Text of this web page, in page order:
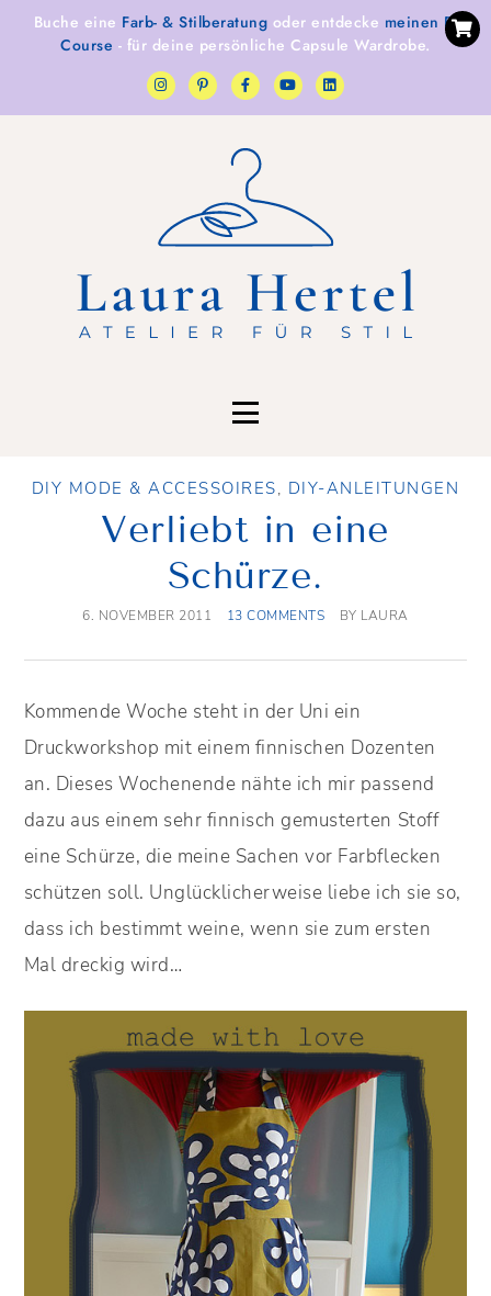
Buche eine Farb- & Stilberatung oder entdecke meinen E-
Course - für deine persönliche Capsule Wardrobe.
DIY MODE & ACCESSOIRES, DIY-ANLEITUNGEN
Verliebt in eine
Schürze.
6. NOVEMBER 2011 13 COMMENTS BY LAURA
Kommende Woche steht in der Uni ein
Druckworkshop mit einem finnischen Dozenten
an. Dieses Wochenende nähte ich mir passend
dazu aus einem sehr finnisch gemusterten Stoff
eine Schürze, die meine Sachen vor Farbflecken
schützen soll. Unglücklicherweise liebe ich sie so,
dass ich bestimmt weine, wenn sie zum ersten
Mal dreckig wird…